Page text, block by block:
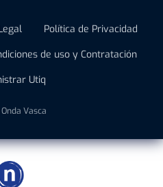
Política de Privacidad
de uso y Contratación
Utiq
Vasca